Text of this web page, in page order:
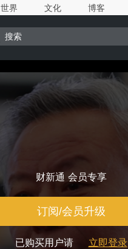
世界 文化 博客
财新通 会员专享
订阅/会员升级
已购买用户请 立即登录